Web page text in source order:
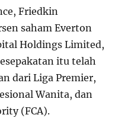
Friedkin
saham Everton
Holdings Limited,
itu telah
dari Liga Premier,
Wanita, dan
(FCA).